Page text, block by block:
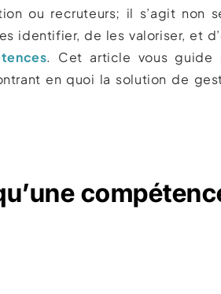
ou recrut­eurs; il s’agit non
identifier, de les valoriser, et
. Cet article vous guide
en quoi la solution de